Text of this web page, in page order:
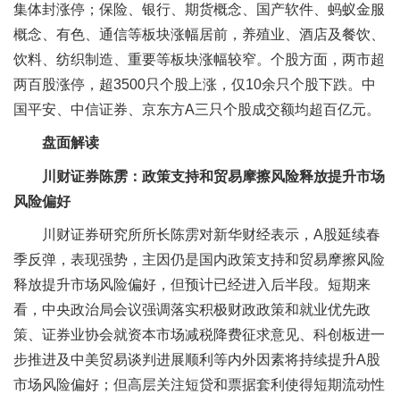
集体封涨停；保险、银行、期货概念、国产软件、蚂蚁金服
概念、有色、通信等板块涨幅居前，养殖业、酒店及餐饮、
饮料、纺织制造、重要等板块涨幅较窄。个股方面，两市超
两百股涨停，超3500只个股上涨，仅10余只个股下跌。中
国平安、中信证券、京东方A三只个股成交额均超百亿元。
盘面解读
川财证券陈雳：政策支持和贸易摩擦风险释放提升市场
风险偏好
川财证券研究所所长陈雳对新华财经表示，A股延续春
季反弹，表现强势，主因仍是国内政策支持和贸易摩擦风险
释放提升市场风险偏好，但预计已经进入后半段。短期来
看，中央政治局会议强调落实积极财政政策和就业优先政
策、证券业协会就资本市场减税降费征求意见、科创板进一
步推进及中美贸易谈判进展顺利等内外因素将持续提升A股
市场风险偏好；但高层关注短贷和票据套利使得短期流动性